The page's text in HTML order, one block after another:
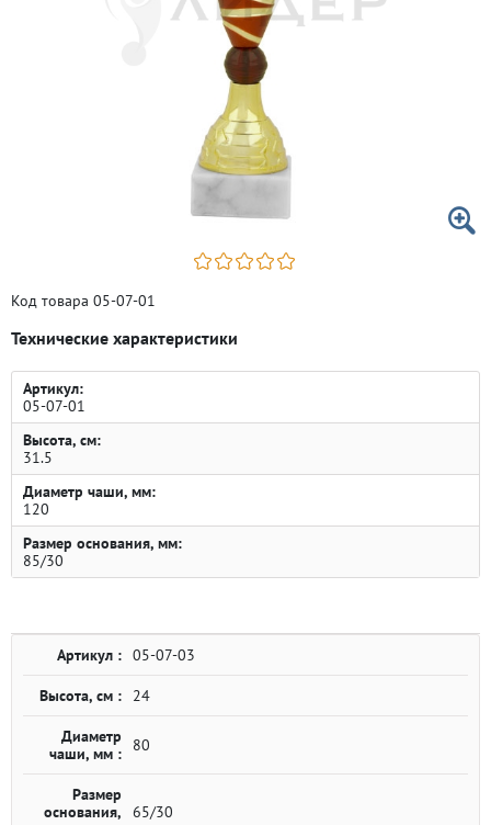
Код товара 05-07-01
Технические характеристики
Артикул:
05-07-01
Высота, см:
31.5
Диаметр чаши, мм:
120
Размер основания, мм:
85/30
Артикул : 05-07-03
Высота, см : 24
Диаметр
чаши, мм :
80
Размер
основания,
65/30